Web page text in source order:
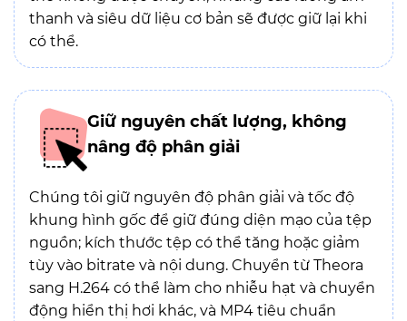
thanh và siêu dữ liệu cơ bản sẽ được giữ lại khi
có thể.
Giữ nguyên chất lượng, không
nâng độ phân giải
Chúng tôi giữ nguyên độ phân giải và tốc độ
khung hình gốc để giữ đúng diện mạo của tệp
nguồn; kích thước tệp có thể tăng hoặc giảm
tùy vào bitrate và nội dung. Chuyển từ Theora
sang H.264 có thể làm cho nhiễu hạt và chuyển
động hiển thị hơi khác, và MP4 tiêu chuẩn